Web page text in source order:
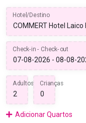
Hotel/Destino
Check-in - Check-out
Adultos Crianças
Adicionar Quartos